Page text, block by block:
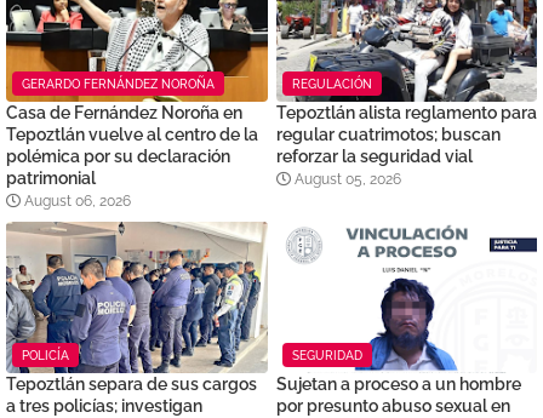
GERARDO FERNÁNDEZ NOROÑA
Casa de Fernández Noroña en
Tepoztlán vuelve al centro de la
polémica por su declaración
patrimonial
August 06, 2026
REGULACIÓN
Tepoztlán alista reglamento para
regular cuatrimotos; buscan
reforzar la seguridad vial
August 05, 2026
POLICÍA
Tepoztlán separa de sus cargos
a tres policías; investigan
SEGURIDAD
Sujetan a proceso a un hombre
por presunto abuso sexual en